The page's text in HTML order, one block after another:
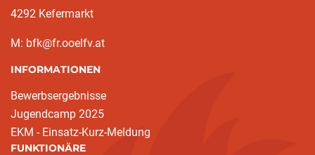
4292 Kefermarkt
M: bfk@fr.ooelfv.at
INFORMATIONEN
Bewerbsergebnisse
Jugendcamp 2025
EKM - Einsatz-Kurz-Meldung
FUNKTIONÄRE